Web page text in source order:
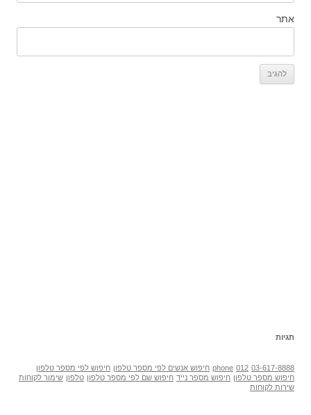
אתר
תגיות
03-617-8888
012
phone חיפוש אנשים לפי מספר טלפון חיפוש לפי מספר טלפון
חיפוש מספר טלפון חיפוש מספר נייד חיפוש שם לפי מספר טלפון טלפון שימור לקוחות
שירות לקוחות